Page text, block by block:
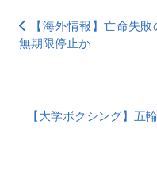
【海外情報】亡命失
無期限停止か
【大学ボクシング】五